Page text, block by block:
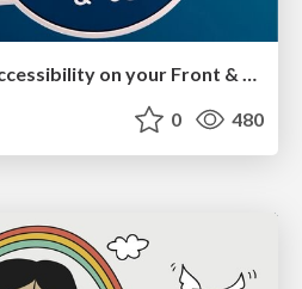
How to audit for AI Accessibility on your Front & Back End
0 480